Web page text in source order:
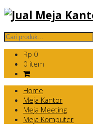
Rp 0
0 item
Home
Meja Kantor
Meja Meeting
Meja Komputer